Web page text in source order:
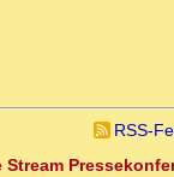
RSS-
Stream